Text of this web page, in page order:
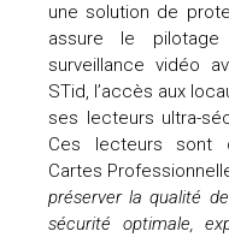
une solution de
assure le
surveillance vidéo
STid, l’accès aux
ses lecteurs ultra-
Ces lecteurs sont
Cartes
préserver la qualité
sécurité optimale,